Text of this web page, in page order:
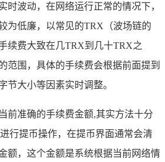
时波动，在网络运行正常的情况下，
为低廉，以常见的TRX（波场链的
续费大致在几TRX到几十TRX之
范围，具体的手续费会根据前面提到
节大小等因素实时调整。
前准确的手续费金额,其实方法十分
行提币操作，在提币界面通常会清
额，这个金额是系统根据当前网络情